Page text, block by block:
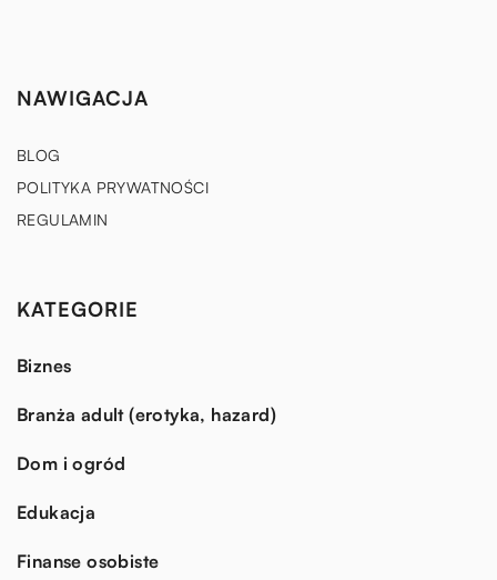
NAWIGACJA
BLOG
POLITYKA PRYWATNOŚCI
REGULAMIN
KATEGORIE
Biznes
Branża adult (erotyka, hazard)
Dom i ogród
Edukacja
Finanse osobiste